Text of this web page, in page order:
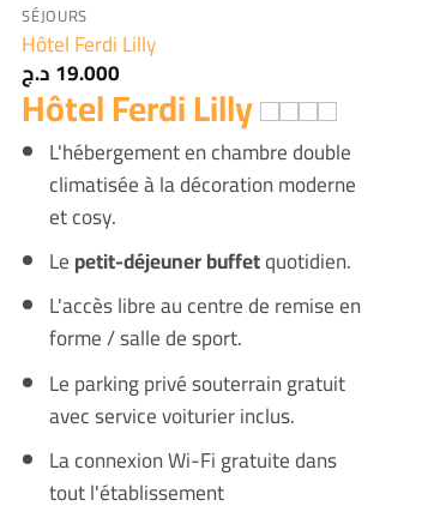
SÉJOURS
Hôtel Ferdi Lilly
19.000د.ج
Hôtel Ferdi Lilly
L'hébergement en chambre double
climatisée à la décoration moderne
et cosy.
Lepetit-déjeuner buffetquotidien.
L'accès libre au centre de remise en
forme / salle de sport.
Le parking privé souterrain gratuit
avec service voiturier inclus.
La connexion Wi-Fi gratuite dans
tout l'établissement